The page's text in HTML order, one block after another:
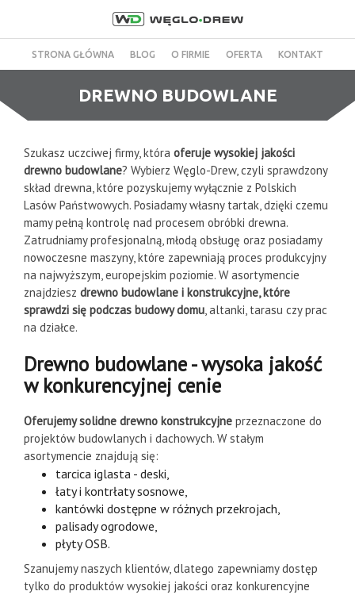
STRONA GŁÓWNA BLOG O FIRMIE OFERTA KONTAKT
DREWNO BUDOWLANE
Szukasz uczciwej firmy, która oferuje wysokiej jakości
drewno budowlane? Wybierz Węglo-Drew, czyli sprawdzony
skład drewna, które pozyskujemy wyłącznie z Polskich
Lasów Państwowych. Posiadamy własny tartak, dzięki czemu
mamy pełną kontrolę nad procesem obróbki drewna.
Zatrudniamy profesjonalną, młodą obsługę oraz posiadamy
nowoczesne maszyny, które zapewniają proces produkcyjny
na najwyższym, europejskim poziomie. W asortymencie
znajdziesz drewno budowlane i konstrukcyjne, które
sprawdzi się podczas budowy domu, altanki, tarasu czy prac
na działce.
Drewno budowlane - wysoka jakość
w konkurencyjnej cenie
Oferujemy solidne drewno konstrukcyjne przeznaczone do
projektów budowlanych i dachowych. W stałym
asortymencie znajdują się:
tarcica iglasta - deski,
łaty i kontrłaty sosnowe,
kantówki dostępne w różnych przekrojach,
palisady ogrodowe,
płyty OSB.
Szanujemy naszych klientów, dlatego zapewniamy dostęp
tylko do produktów wysokiej jakości oraz konkurencyjne